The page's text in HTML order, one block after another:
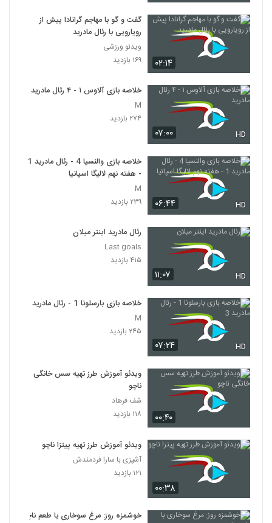
۰۲:۱۴
گفت و گو با مهاجم گرانادا پیش از
رویارویی با رئال مادرید
ویدئو ورزشی
۱۶۹ بازدید
۰۷:۰۰ HD
خلاصه بازی آلاوس ۱ - ۴ رئال مادرید
M
۲۷۴ بازدید
۰۶:۴۴ HD
خلاصه بازی والنسیا 4 - رئال مادرید 1
- هفته نهم لالیگا اسپانیا
M
۲۳۹ بازدید
۱۱:۰۷ HD
رئال مادرید اینتر میلان
Last goals
۴۱۵ بازدید
۰۷:۲۴ HD
خلاصه بازی بارسلونا 1 - رئال مادرید 3
M
۲۴۵ بازدید
۰۰:۴۰
ویدئو آموزش طرز تهیه سس خانگی
ناچو
شف فرهاد
۱۱۸ بازدید
۰۰:۳۸
ویدئو آموزش طرز تهیه پیتزا ناچو
آشپزی با سارا فردمندش
۱۲۱ بازدید
خوشمزه روز: مرغ سوخاری با طعم ناچو